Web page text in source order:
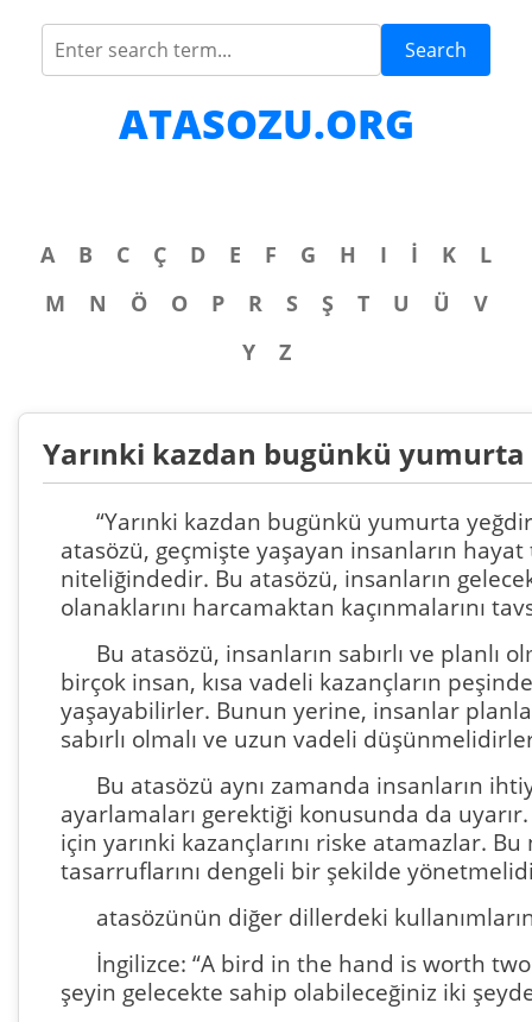
Search
ATASOZU.ORG
A B C Ç D E F G H I İ K
L
M
N Ö O P R S Ş T U Ü
V
Y
Z
Yarınki kazdan bugünkü
“Yarınki kazdan bugünkü yumurta
atasözü, geçmişte yaşayan insanların
niteliğindedir. Bu atasözü, insanların
olanaklarını harcamaktan kaçınmalarını
Bu atasözü, insanların sabırlı ve planlı
birçok insan, kısa vadeli kazançların
yaşayabilirler. Bunun yerine, insanlar
sabırlı olmalı ve uzun vadeli
Bu atasözü aynı zamanda insanların
ayarlamaları gerektiği konusunda da
için yarınki kazançlarını riske atamazlar.
tasarruflarını dengeli bir şekilde
atasözünün diğer dillerdeki
İngilizce: “A bird in the hand is worth
şeyin gelecekte sahip olabileceğiniz iki